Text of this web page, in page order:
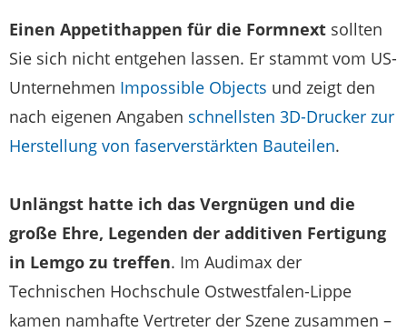
Einen Appetithappen für die Formnext sollten
Sie sich nicht entgehen lassen. Er stammt vom US-
Unternehmen Impossible Objects und zeigt den
nach eigenen Angaben schnellsten 3D-Drucker zur
Herstellung von faserverstärkten Bauteilen.
Unlängst hatte ich das Vergnügen und die
große Ehre, Legenden der additiven Fertigung
in Lemgo zu treffen. Im Audimax der
Technischen Hochschule Ostwestfalen-Lippe
kamen namhafte Vertreter der Szene zusammen –